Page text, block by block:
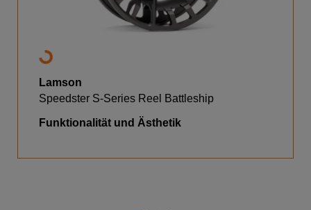
Lamson
Speedster S-Series Reel Battleship
Funktionalität und Ästhetik